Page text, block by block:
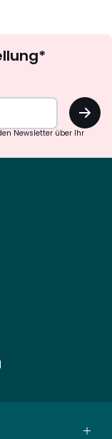
OK
Newsletter über Ihr